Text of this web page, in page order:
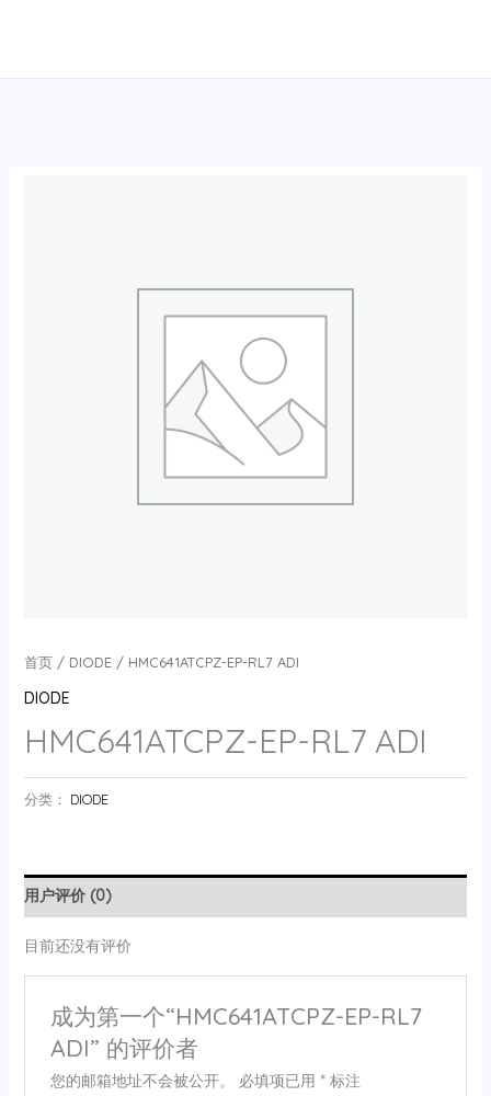
首页/ DIODE/ HMC641ATCPZ-EP-RL7 ADI
DIODE
HMC641ATCPZ-EP-RL7 ADI
分类： DIODE
用户评价 (0)
目前还没有评价
成为第一个“HMC641ATCPZ-EP-RL7
ADI” 的评价者
您的邮箱地址不会被公开。 必填项已用 *标注